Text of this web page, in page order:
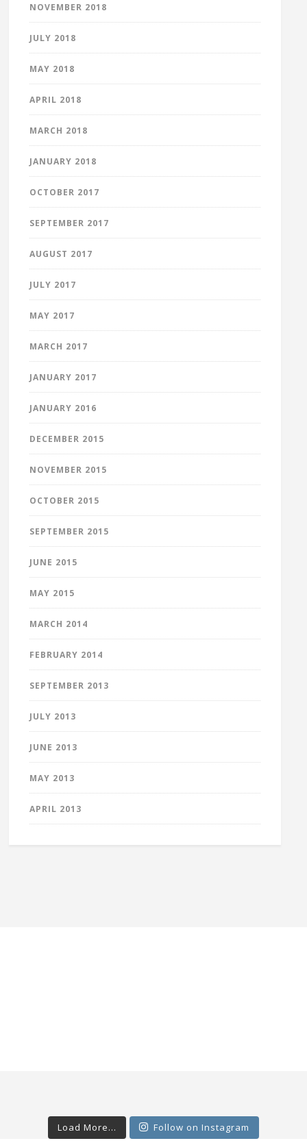
NOVEMBER 2018
JULY 2018
MAY 2018
APRIL 2018
MARCH 2018
JANUARY 2018
OCTOBER 2017
SEPTEMBER 2017
AUGUST 2017
JULY 2017
MAY 2017
MARCH 2017
JANUARY 2017
JANUARY 2016
DECEMBER 2015
NOVEMBER 2015
OCTOBER 2015
SEPTEMBER 2015
JUNE 2015
MAY 2015
MARCH 2014
FEBRUARY 2014
SEPTEMBER 2013
JULY 2013
JUNE 2013
MAY 2013
APRIL 2013
Load More... Follow on Instagram